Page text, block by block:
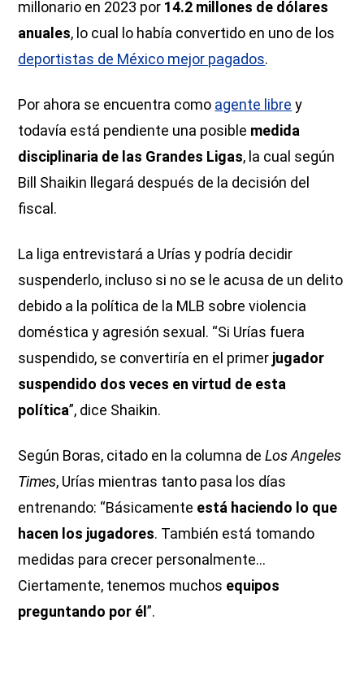
millonario en 2023 por 14.2 millones de dólares
anuales, lo cual lo había convertido en uno de los
deportistas de México mejor pagados.
Por ahora se encuentra como agente libre y
todavía está pendiente una posible medida
disciplinaria de las Grandes Ligas, la cual según
Bill Shaikin llegará después de la decisión del
fiscal.
La liga entrevistará a Urías y podría decidir
suspenderlo, incluso si no se le acusa de un delito
debido a la política de la MLB sobre violencia
doméstica y agresión sexual. “Si Urías fuera
suspendido, se convertiría en el primer jugador
suspendido dos veces en virtud de esta
política”, dice Shaikin.
Según Boras, citado en la columna deLos Angeles
Times, Urías mientras tanto pasa los días
entrenando: “Básicamente está haciendo lo que
hacen los jugadores. También está tomando
medidas para crecer personalmente...
Ciertamente, tenemos muchos equipos
preguntando por él”.